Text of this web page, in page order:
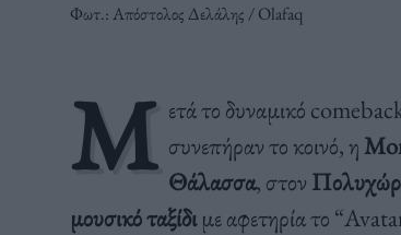
Φωτ.: Απόστολος Δελάλης / Olafaq
Μ ετά το δυναμικό
συνεπήραν το κοινό, η
Θάλασσα, στον
μουσικό ταξίδιμε αφετηρία το